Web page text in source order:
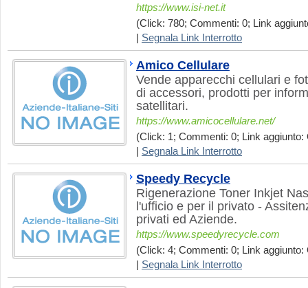
https://www.isi-net.it
(Click: 780; Commenti: 0; Link
Segnala Link Interrotto
Amico Cellulare
Vende apparecchi cellulari e
di accessori, prodotti per
satellitari.
https://www.amicocellulare.net/
(Click: 1; Commenti: 0; Link aggiunto:
Segnala Link Interrotto
Speedy Recycle
Rigenerazione Toner Inkjet
l'ufficio e per il privato -
privati ed Aziende.
https://www.speedyrecycle.com
(Click: 4; Commenti: 0; Link aggiunto:
Segnala Link Interrotto